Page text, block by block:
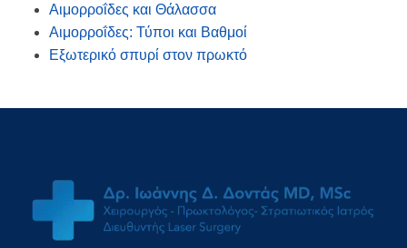
Αιμορροΐδες και Θάλασσα
Αιμορροΐδες: Τύποι και Βαθμοί
Εξωτερικό σπυρί στον πρωκτό